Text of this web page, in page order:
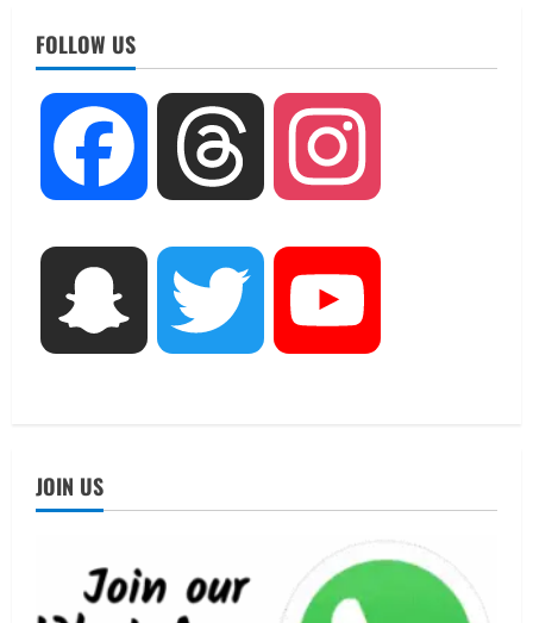
FOLLOW US
Facebook Threads
Snapchat Twitter
JOIN US
UTTARAKHAND NEWS
15 अगस्त तक ई-केवाईसी नहीं कराई तो गैस
आपूर्ति पर पड़ सकता है असर
August 8, 2026
सामान्य वर्ग के पशुपालकों को भी गाय एवं भैंस
खरीद पर मिलेगा अनुदान, मजदूरी संहिता
नियमावली-2026 को मिली मंजूरी
August 7, 2026
UTTARAKHAND NEWS
जिलाधिकारी/जिला निर्वाचन अधिकारी ने
सहसपुर विधानसभा क्षेत्र के पोलिंग बूथों का
निरीक्षण कर एसआईआर आपत्ति निस्तारण